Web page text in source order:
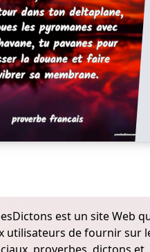
est un site Web
utilisateurs de fournir sur